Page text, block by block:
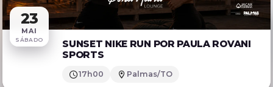
23
MAI
SÁBADO
SUNSET NIKE RUN POR PAULA ROVANI
SPORTS
17h00 Palmas/TO